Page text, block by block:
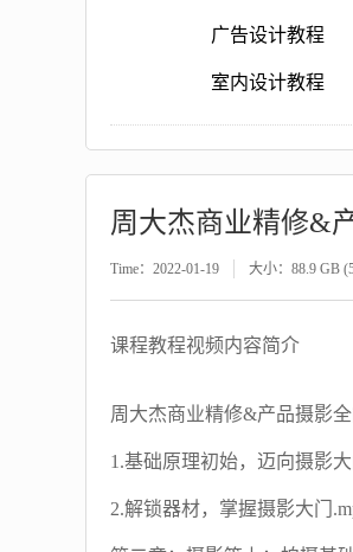
广告设计教程
室内设计教程
周大杰商业精修&
Time：2022-01-19 大小：88.9 GB
课程教程视频内容简介
周大杰商业精修&产品摄影
1.基础原理初始，迈向摄影
2.解锁器材，掌握摄影大门